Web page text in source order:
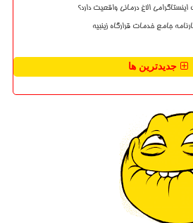
الاغ درمانی واقعیت دارد؟
جدیدترین ها